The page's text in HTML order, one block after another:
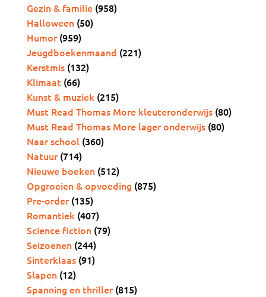
Gezin & familie (958)
Halloween (50)
Humor (959)
Jeugdboekenmaand (221)
Kerstmis (132)
Klimaat (66)
Kunst & muziek (215)
Must Read Thomas More kleuteronderwijs (80)
Must Read Thomas More lager onderwijs (80)
Naar school (360)
Natuur (714)
Nieuwe boeken (512)
Opgroeien & opvoeding (875)
Pre-order (135)
Romantiek (407)
Science fiction (79)
Seizoenen (244)
Sinterklaas (91)
Slapen (12)
Spanning en thriller (815)